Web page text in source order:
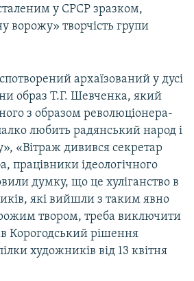
у СРСР зразком,
ворожу» творчість групи
архаїзований у дусі
образ Т.Г. Шевченка, який
з образом революціонера-
любить радянський народ і
«Вітраж дивився секретар
працівники ідеологічного
думку, що це хуліганство в
які вийшли з таким явно
твором, треба виключити
Корогодський рішення
художників від 13 квітня